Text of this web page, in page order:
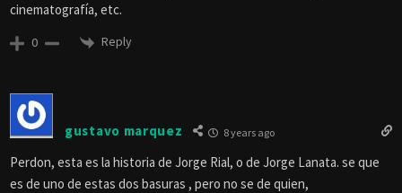
cinematografía, etc.
0 Reply
gustavo marquez 8 years ago
Perdon, esta es la historia de Jorge Rial, o de Jorge Lanata. se que
es de uno de estas dos basuras , pero no se de quien,